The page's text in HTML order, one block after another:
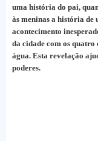
uma história do pai,
às meninas a história de
acontecimento
da cidade com os
água. Esta revelação
poderes.